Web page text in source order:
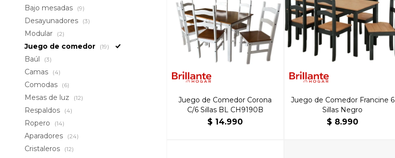
Juego de Comedor Corona
C/6 Sillas BL CH9190B
$ 14.990
Juego de Comedor Francine 6
Sillas Negro
$ 8.990
Bajo mesadas (9)
Desayunadores (3)
Modular (2)
Juego de comedor (19)
Baúl (3)
Camas (4)
Comodas (6)
Mesas de luz (12)
Respaldos (4)
Ropero (14)
Aparadores (24)
Cristaleros (12)